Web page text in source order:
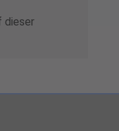
dieser